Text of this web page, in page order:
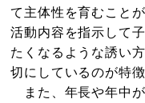
て主体性を育むこと
活動内容を指示して
たくなるような誘い
切にしているのが特徴
また、年長や年中